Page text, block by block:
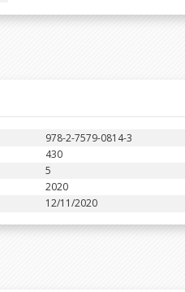
978-2-7579-0814-3
430
5
2020
12/11/2020